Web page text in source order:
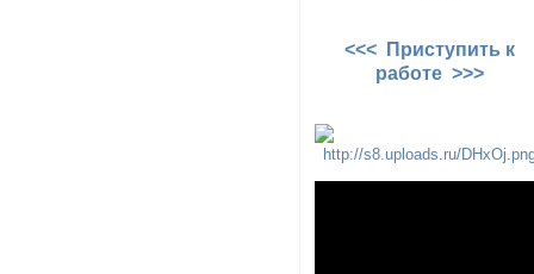
<<< Приступить к
работе >>>